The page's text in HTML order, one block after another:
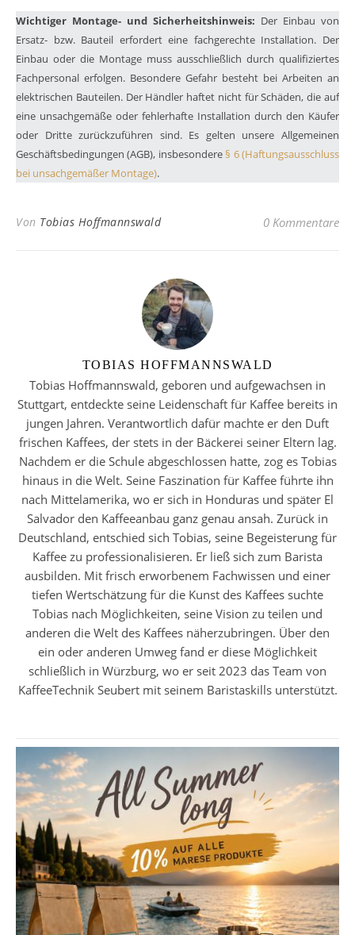
Wichtiger Montage- und Sicherheitshinweis: Der Einbau von
Ersatz- bzw. Bauteil erfordert eine fachgerechte Installation. Der
Einbau oder die Montage muss ausschließlich durch qualifiziertes
Fachpersonal erfolgen. Besondere Gefahr besteht bei Arbeiten an
elektrischen Bauteilen. Der Händler haftet nicht für Schäden, die auf
eine unsachgemäße oder fehlerhafte Installation durch den Käufer
oder Dritte zurückzuführen sind. Es gelten unsere Allgemeinen
Geschäftsbedingungen (AGB), insbesondere § 6 (Haftungsausschluss
bei unsachgemäßer Montage).
Von Tobias Hoffmannswald 0 Kommentare
TOBIAS HOFFMANNSWALD
Tobias Hoffmannswald, geboren und aufgewachsen in
Stuttgart, entdeckte seine Leidenschaft für Kaffee bereits in
jungen Jahren. Verantwortlich dafür machte er den Duft
frischen Kaffees, der stets in der Bäckerei seiner Eltern lag.
Nachdem er die Schule abgeschlossen hatte, zog es Tobias
hinaus in die Welt. Seine Faszination für Kaffee führte ihn
nach Mittelamerika, wo er sich in Honduras und später El
Salvador den Kaffeeanbau ganz genau ansah. Zurück in
Deutschland, entschied sich Tobias, seine Begeisterung für
Kaffee zu professionalisieren. Er ließ sich zum Barista
ausbilden. Mit frisch erworbenem Fachwissen und einer
tiefen Wertschätzung für die Kunst des Kaffees suchte
Tobias nach Möglichkeiten, seine Vision zu teilen und
anderen die Welt des Kaffees näherzubringen. Über den
ein oder anderen Umweg fand er diese Möglichkeit
schließlich in Würzburg, wo er seit 2023 das Team von
KaffeeTechnik Seubert mit seinem Baristaskills unterstützt.